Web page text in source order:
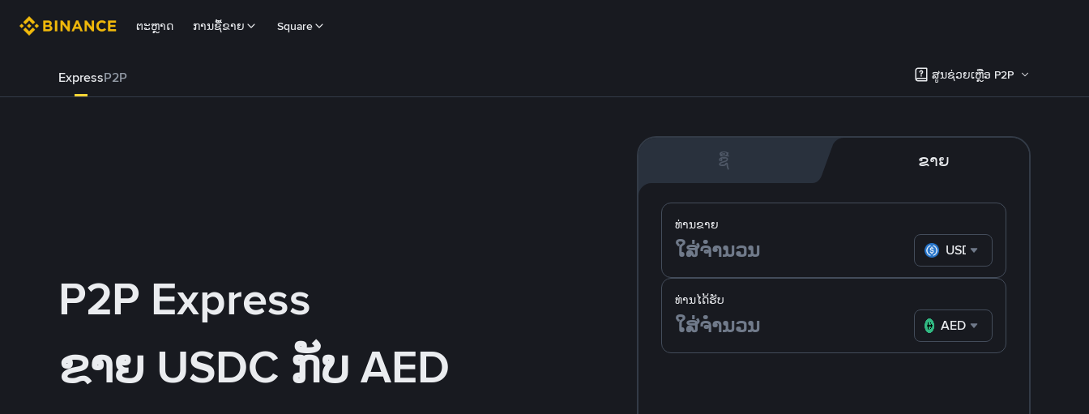
ຕະຫຼາດ ການຊື້ຂາຍ Square
ExpressP2P ສູນຊ່ວຍເຫຼືອ P2P
P2P Express
ຂາຍ USDC ກັບ AED
ຊື້ ຂາຍ
ທ່ານໄດ້ຮັບ
AED
ທ່ານຂາຍ
USDC